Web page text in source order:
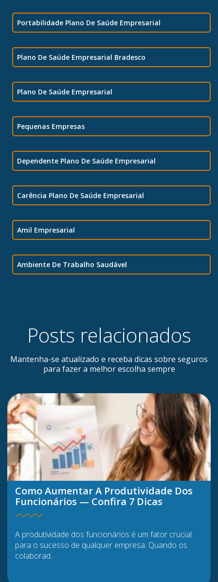
Portabilidade Plano De Saúde Empresarial
Plano De Saúde Empresarial Bradesco
Plano De Saúde Empresarial
Pequenas Empresas
Dependente Plano De Saúde Empresarial
Carência Plano De Saúde Empresarial
Amil Empresarial
Ambiente De Trabalho Saudável
Posts relacionados
Mantenha-se atualizado e receba dicas sobre seguros
para fazer a melhor escolha sempre
Como Aumentar A Produtividade Dos
Funcionários — Confira 7 Dicas
A produtividade dos funcionários é um fator crucial
para o sucesso de qualquer empresa. Quando os
colaborad...